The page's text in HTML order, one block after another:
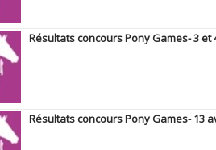
Résultats concours Pony Games- 3 et
Résultats concours Pony Games- 13